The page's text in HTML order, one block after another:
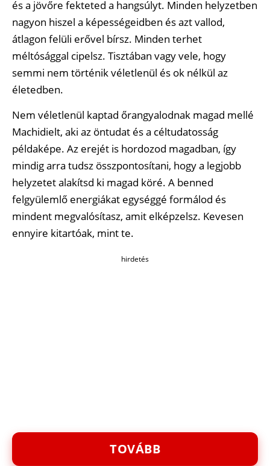
és a jövőre fekteted a hangsúlyt. Minden helyzetben
nagyon hiszel a képességeidben és azt vallod,
átlagon felüli erővel bírsz. Minden terhet
méltósággal cipelsz. Tisztában vagy vele, hogy
semmi nem történik véletlenül és ok nélkül az
életedben.
Nem véletlenül kaptad őrangyalodnak magad mellé
Machidielt, aki az öntudat és a céltudatosság
példaképe. Az erejét is hordozod magadban, így
mindig arra tudsz összpontosítani, hogy a legjobb
helyzetet alakítsd ki magad köré. A benned
felgyülemlő energiákat egységgé formálod és
mindent megvalósítasz, amit elképzelsz. Kevesen
ennyire kitartóak, mint te.
hirdetés
TOVÁBB